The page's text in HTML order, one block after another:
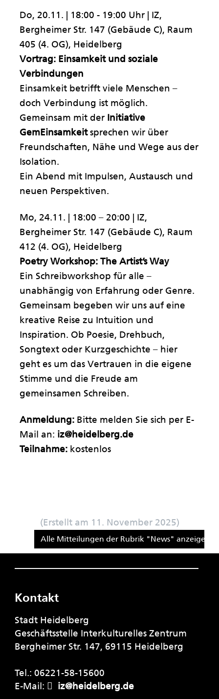
Do, 20.11. | 18:00 - 19:00 Uhr | IZ,
Bergheimer Str. 147 (Gebäude C), Raum
405 (4. OG), Heidelberg
Vortrag: Einsamkeit und soziale
Verbindungen
Einsamkeit betrifft viele Menschen –
doch Verbindung ist möglich.
Gemeinsam mit der Initiative
GemEinsamkeitsprechen wir über
Freundschaften, Nähe und Wege aus der
Isolation.
Ein Abend mit Impulsen, Austausch und
neuen Perspektiven.
Mo, 24.11. | 18:00 – 20:00 | IZ,
Bergheimer Str. 147 (Gebäude C), Raum
412 (4. OG), Heidelberg
Poetry Workshop: The Artist’s Way
Ein Schreibworkshop für alle –
unabhängig von Erfahrung oder Genre.
Gemeinsam begeben wir uns auf eine
kreative Reise zu Intuition und
Inspiration. Ob Poesie, Drehbuch,
Songtext oder Kurzgeschichte – hier
geht es um das Vertrauen in die eigene
Stimme und die Freude am
gemeinsamen Schreiben.
Anmeldung: Bitte melden Sie sich per E-
Mail an: iz@heidelberg.de
Teilnahme: kostenlos
(Erstellt am 11. November 2025)
Alle Mitteilungen der Rubrik "News" anzeigen
Kontakt
Stadt Heidelberg
Geschäftsstelle Interkulturelles Zentrum
Bergheimer Str. 147, 69115 Heidelberg
Tel.: 06221-58-15600
E-Mail:
iz@heidelberg.de